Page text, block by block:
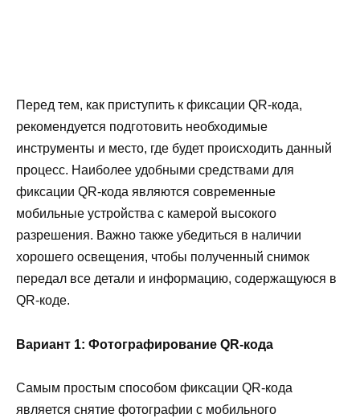
Перед тем, как приступить к фиксации QR-кода,
рекомендуется подготовить необходимые
инструменты и место, где будет происходить данный
процесс. Наиболее удобными средствами для
фиксации QR-кода являются современные
мобильные устройства с камерой высокого
разрешения. Важно также убедиться в наличии
хорошего освещения, чтобы полученный снимок
передал все детали и информацию, содержащуюся в
QR-коде.
Вариант 1: Фотографирование QR-кода
Самым простым способом фиксации QR-кода
является снятие фотографии с мобильного